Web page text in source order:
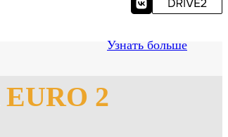
Узнать больше
EURO 2